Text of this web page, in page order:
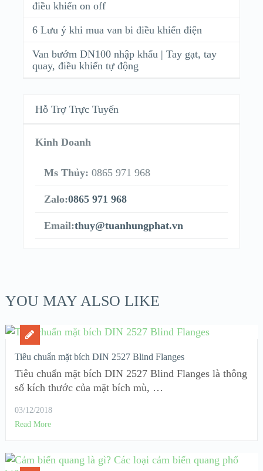
điều khiển on off
6 Lưu ý khi mua van bi điều khiển điện
Van bướm DN100 nhập khẩu | Tay gạt, tay
quay, điều khiển tự động
Hỗ Trợ Trực Tuyến
Kinh Doanh
Ms Thủy: 0865 971 968
Zalo:0865 971 968
Email:thuy@tuanhungphat.vn
YOU MAY ALSO LIKE
Tiêu chuẩn mặt bích DIN 2527 Blind Flanges
Tiêu chuẩn mặt bích DIN 2527 Blind Flanges là thông
số kích thước của mặt bích mù, …
03/12/2018
Read More